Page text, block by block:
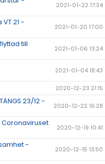
2021-01-22 17:34
21 -
2021-01-20 17:00
till
2021-01-06 13:24
2021-01-04 18:43
2020-12-23 21:15
23/12 -
2020-12-22 16:28
2020-12-19 10:41
-
2020-12-15 13:50